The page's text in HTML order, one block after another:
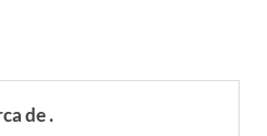
de .